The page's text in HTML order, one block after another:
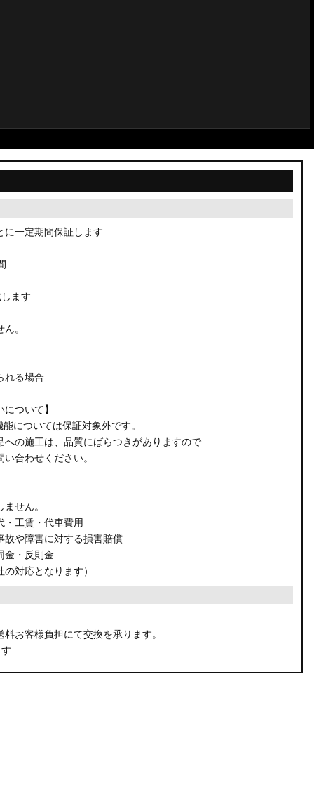
に一定期間保証します
ます
。
れる場合
ついて】
については保証対象外です。
の施工は、品質にばらつきがありますので
合わせください。
せん。
・工賃・代車費用
故や障害に対する損害賠償
金・反則金
対応となります）
お客様負担にて交換を承ります。